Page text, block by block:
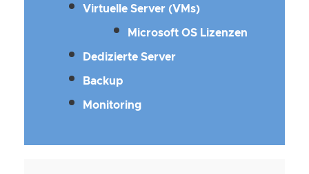
Virtuelle Server (VMs)
Microsoft OS Lizenzen
Dedizierte Server
Backup
Monitoring